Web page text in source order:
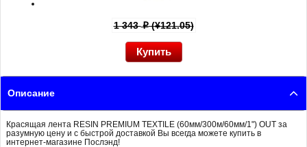
1 343p(¥121.05)
Описание
Красящая лента RESIN PREMIUM TEXTILE (60мм/300м/60мм/1") OUT за
разумную цену и с быстрой доставкой Вы всегда можете купить в
интернет-магазине Послэнд!